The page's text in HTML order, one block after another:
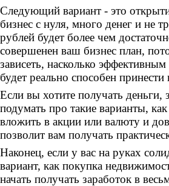
Следующий вариант - это
бизнес с нуля, много денег и не
рублей будет более чем
совершенен ваш бизнес план,
зависеть, насколько
будет реально способен
Если вы хотите получать
подумать про такие варианты,
вложить в акции или валюту и
позволит вам получать
Наконец, если у вас на руках
вариант, как покупка
начать получать заработок в